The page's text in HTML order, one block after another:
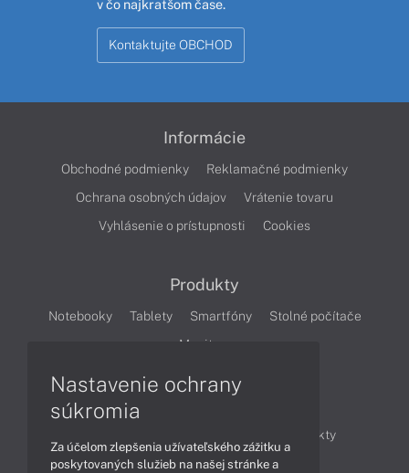
v čo najkratšom čase.
Kontaktujte OBCHOD
Informácie
Obchodné podmienky
Reklamačné podmienky
Ochrana osobných údajov
Vrátenie tovaru
Vyhlásenie o prístupnosti
Cookies
Produkty
Notebooky Tablety Smartfóny
Stolné počítače
Monitory
Produkty
Technológie
Videá
Nastavenie ochrany
súkromia
Za účelom zlepšenia užívateľského zážitku a
poskytovaných služieb na našej stránke a